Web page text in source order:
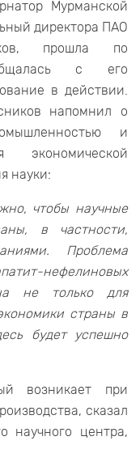
Мурманской
директора ПАО
прошла по
с его
в действии.
напомнил о
и
экономической
науки:
чтобы научные
в частности,
Проблема
нефелиновых
не только для
страны в
будет успешно
возникает при
сказал
научного центра,